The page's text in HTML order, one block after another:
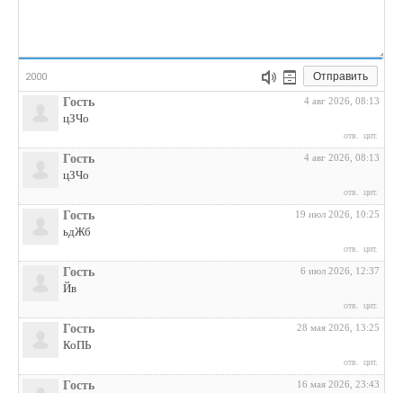
Отправить
2000
Гость 4 авг 2026, 08:13
цЗЧо
отв. цит.
Гость 4 авг 2026, 08:13
цЗЧо
отв. цит.
Гость 19 июл 2026, 10:25
ьдЖб
отв. цит.
Гость 6 июл 2026, 12:37
Йв
отв. цит.
Гость 28 мая 2026, 13:25
КоПЬ
отв. цит.
Гость 16 мая 2026, 23:43